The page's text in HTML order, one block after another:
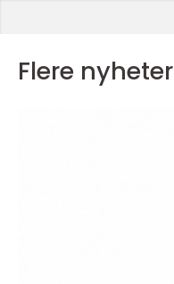
Flere nyheter